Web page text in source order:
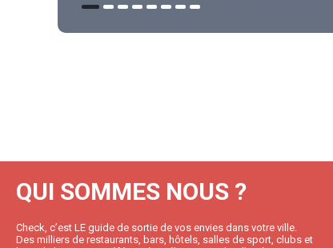
QUI SOMMES NOUS ?
Check, c’est LE guide de sortie de vos envies dans votre ville.
Des milliers de restaurants, bars, hôtels, salles de sport, clubs et